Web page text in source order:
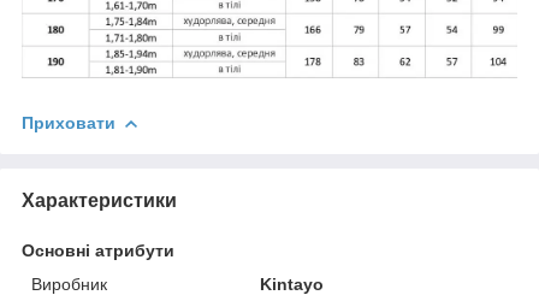
Приховати
Характеристики
Основні атрибути
Виробник
Kintayo